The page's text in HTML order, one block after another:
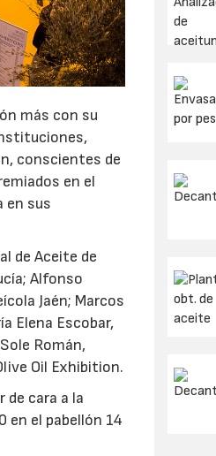
más con su
conscientes de
en el
en sus
de Aceite de
Alfonso
Jaén; Marcos
Elena Escobar,
Román,
Oil Exhibition.
cara a la
en el pabellón 14